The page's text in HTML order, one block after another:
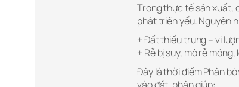
Trong thực tế sản xuất,
phát triển yếu. Nguyên
+ Đất thiếu trung – vi
+ Rễ bị suy, mô rễ
Đây là thời điểm Phân